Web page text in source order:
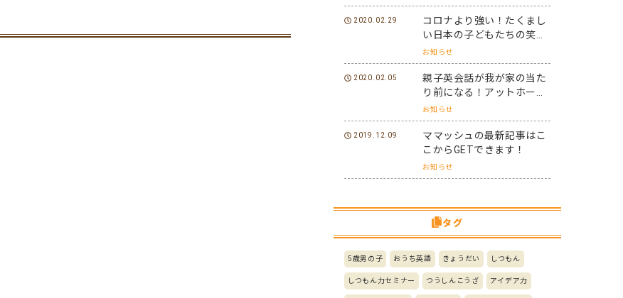
2020.02.29
コロナより強い！たくまし
い日本の子どもたちの笑顔
と元気を世界に届けよう！
お知らせ
2020.02.05
親子英会話が我が家の当た
り前になる！アットホーム
留学パフォーマーになろ
う！
お知らせ
2019.12.09
ママッシュの最新記事はこ
こからGETできます！
お知らせ
タグ
5歳男の子 おうち英語 きょうだい しつもん
しつもん力セミナー つうしんこうざ アイデア力